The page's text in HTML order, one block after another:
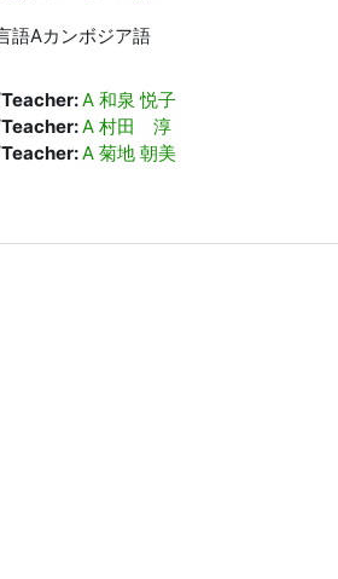
語Aカンボジア語
A 和泉 悦子
A 村田 淳
A 菊地 朝美